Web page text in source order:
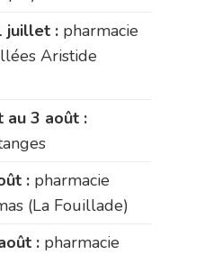
juillet : pharmacie
Aristide
au 3 août :
: pharmacie
(La Fouillade)
: pharmacie